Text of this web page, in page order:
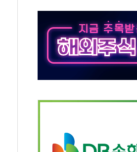
형사사법 틀 바꿔…국민 불안감 가중"
원…전년 比 21.2%↑
…지역펀드 9·10호 확정